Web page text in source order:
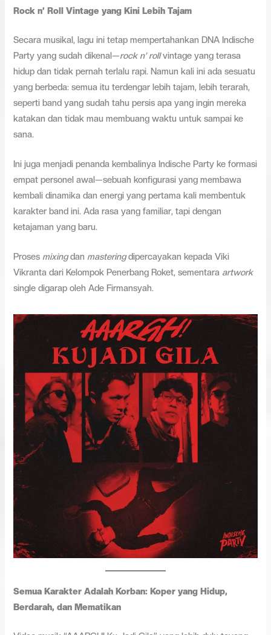
Rock n’ Roll Vintage yang Kini Lebih Tajam
Secara musikal, lagu ini tetap mempertahankan DNA Indische
Party yang sudah dikenal—rock n’ rollvintage yang terasa
hidup dan tidak pernah terlalu rapi. Namun kali ini ada sesuatu
yang berbeda: semua itu terdengar lebih tajam, lebih terarah,
seperti band yang sudah tahu persis apa yang ingin mereka
katakan dan tidak mau membuang waktu untuk sampai ke
sana.
Ini juga menjadi penanda kembalinya Indische Party ke formasi
empat personel awal—sebuah konfigurasi yang membawa
kembali dinamika dan energi yang pertama kali membentuk
karakter band ini. Ada rasa yang familiar, tapi dengan
ketajaman yang baru.
Proses mixingdan masteringdipercayakan kepada Viki
Vikranta dari Kelompok Penerbang Roket, sementara artwork
single digarap oleh Ade Firmansyah.
Semua Karakter Adalah Korban: Koper yang Hidup,
Berdarah, dan Mematikan